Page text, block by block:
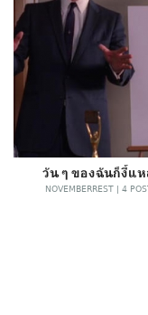
วัน ๆ ของฉันก็งี้แห
NOVEMBERREST | 4